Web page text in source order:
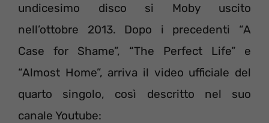
undicesimo disco si Moby uscito
nell’ottobre 2013. Dopo i precedenti “A
Case for Shame”, “The Perfect Life” e
“Almost Home”, arriva il video ufficiale del
quarto singolo, così descritto nel suo
canale Youtube: